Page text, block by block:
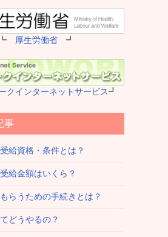
┗ 厚生労働省 ┛
クインターネットサービス┛
事
給資格・条件とは？
給金額はいくら？
らうための手続きとは？
どうやるの？